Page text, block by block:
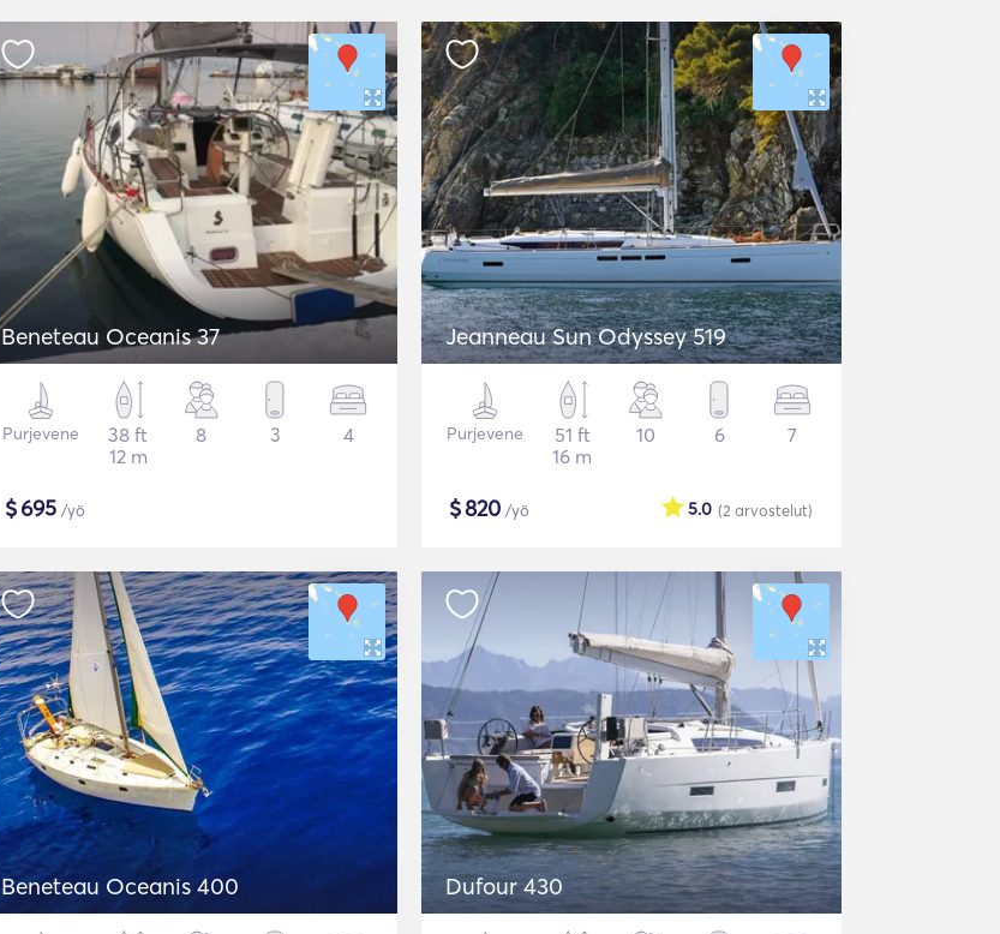
Beneteau Oceanis 37
Purjevene
38 ft
12 m
8 3 4
$695 /yö
Jeanneau Sun Odyssey 519
Purjevene
51 ft
16 m
10 6 7
$820 /yö (2 arvostelut)
5.0
Beneteau Oceanis 400 Dufour 430